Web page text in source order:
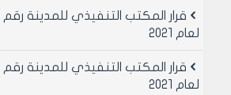
لعام 2021
لعام 2021